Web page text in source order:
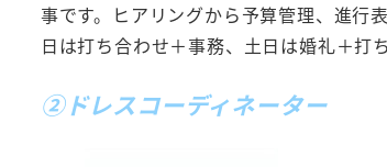
事です。ヒアリングから予算管理、進行
日は打ち合わせ＋事務、土日は婚礼＋打
②ドレスコーディネーター